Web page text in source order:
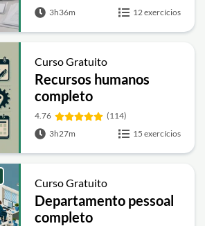
3h36m
12 exercícios
Curso Gratuito
Recursos humanos
completo
4.76
(114)
3h27m
15 exercícios
Curso Gratuito
Departamento pessoal
completo